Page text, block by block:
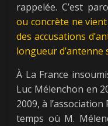
rappelée. C’est
ou concrète ne
des accusations
longueur d’antenne
À La France
Luc Mélenchon en
2009, à
temps où M.